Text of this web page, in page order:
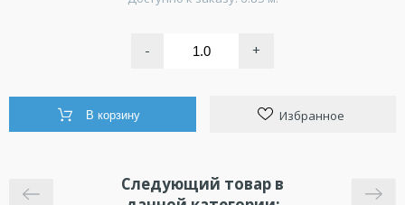
- +
В корзину Избранное
Следующий товар в